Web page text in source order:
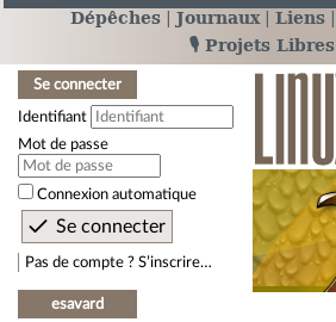
Dépêches Journaux Liens
🎙️ Projets Libres
Se connecter
Identifiant
Mot de passe
Connexion automatique
Pas de compte ? S’inscrire…
esavard